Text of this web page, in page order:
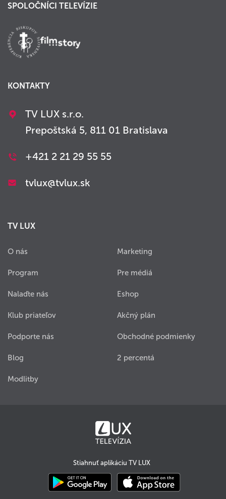
SPOLOČNÍCI TELEVÍZIE
KONTAKTY
TV LUX s.r.o.
Prepoštská 5, 811 01 Bratislava
+421 2 21 29 55 55
tvlux@tvlux.sk
TV LUX
O nás
Program
Nalaďte nás
Klub priateľov
Podporte nás
Blog
Modlitby
Marketing
Pre médiá
Eshop
Akčný plán
Obchodné podmienky
2 percentá
Stiahnuť aplikáciu TV LUX